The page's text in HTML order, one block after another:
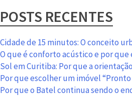
POSTS RECENTES
Cidade de 15 minutos: O conceito
O que é conforto acústico e por que
Sol em Curitiba: Por que a
Por que escolher um imóvel
Por que o Batel continua sendo o